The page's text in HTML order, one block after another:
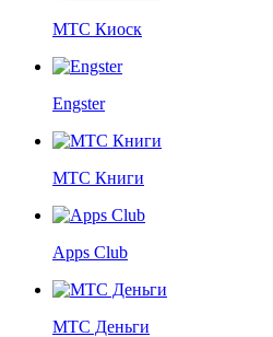
МТС Киоск
Engster
МТС Книги
Apps Club
МТС Деньги